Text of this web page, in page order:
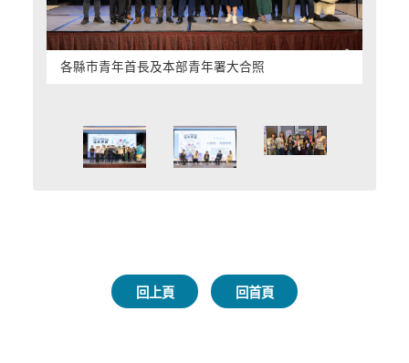
各縣市青年首長及本部青年署大合照
回上頁 回首頁